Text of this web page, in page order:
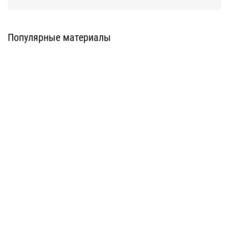
Популярные материалы